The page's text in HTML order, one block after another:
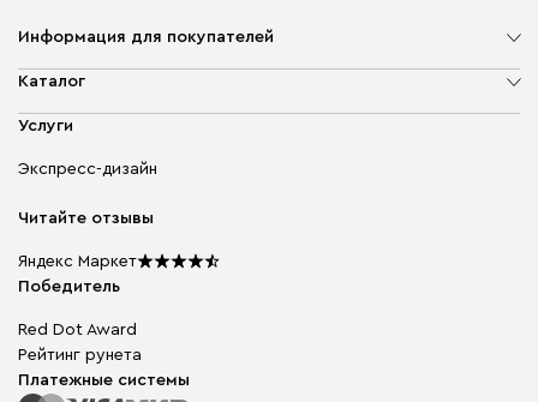
Информация для покупателей
О компании
Доставка и оплата
диван.клуб
Мы в прессе
Каталог
Мягкая мебель
Бескаркасная мебель
Столы и стулья
Услуги
Экспресс-дизайн
Читайте отзывы
Яндекс Маркет
Победитель
Red Dot Award
Рейтинг рунета
Платежные системы